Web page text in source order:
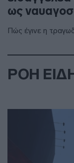
ως
Πώς έγινε η
ΡΟΗ